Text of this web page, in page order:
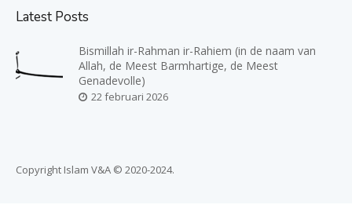
Latest Posts
Bismillah ir-Rahman ir-Rahiem (in de naam van
Allah, de Meest Barmhartige, de Meest
Genadevolle)
22 februari 2026
Copyright Islam V&A © 2020-2024.